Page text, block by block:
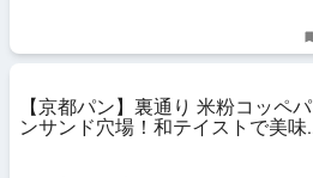
【京都パン】裏通り 米粉コッペパ
ンサンド穴場！和テイストで美味